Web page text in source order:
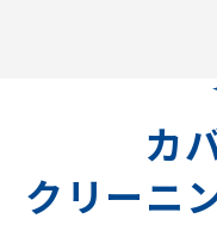
カ
クリーニ